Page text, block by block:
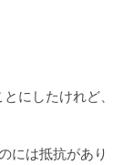
にしたけれど、
には抵抗があり